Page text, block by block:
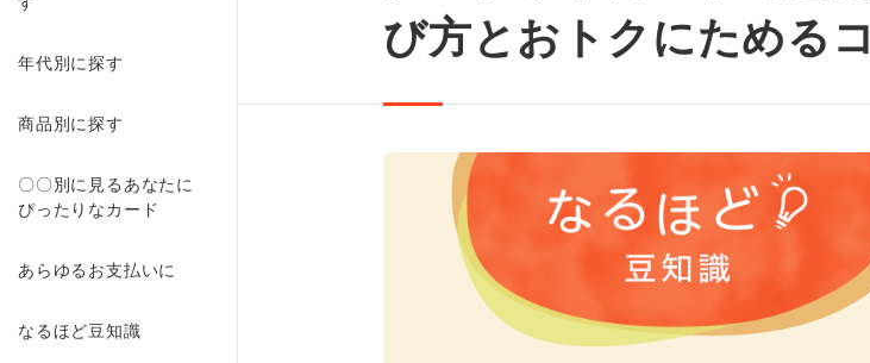
年代別に探す
商品別に探す
〇〇別に見るあなたに
ぴったりなカード
あらゆるお支払いに
なるほど豆知識
び方とおトクにためる